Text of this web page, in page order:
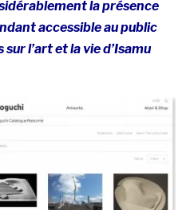
la présence
accessible au public
l’art et la vie d’Isamu